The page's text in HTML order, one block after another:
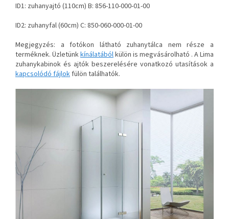
ID1: zuhanyajtó (110cm) B: 856-110-000-01-00
ID2: zuhanyfal (60cm) C: 850-060-000-01-00
Megjegyzés: a fotókon látható zuhanytálca nem része a
terméknek. Üzletünkkínálatábólkülön is megvásárolható . A Lima
zuhanykabinok és ajtók beszerelésére vonatkozó utasítások a
kapcsolódó fájlokfülön találhatók.